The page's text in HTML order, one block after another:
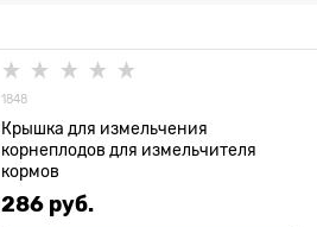
1848
Крышка для измельчения
корнеплодов для измельчителя
кормов
286 руб.